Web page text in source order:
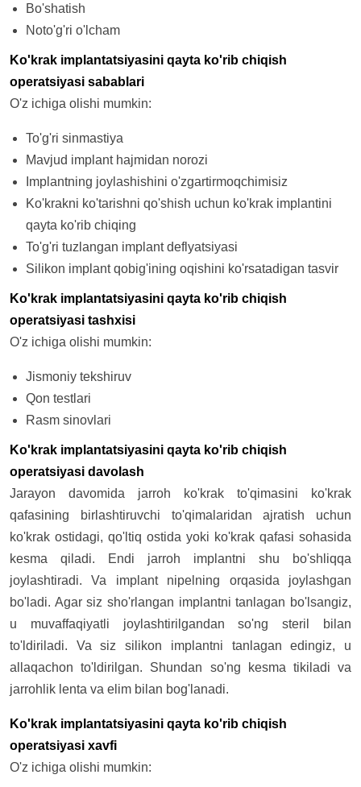
Bo'shatish
Noto'g'ri o'lcham
Ko'krak implantatsiyasini qayta ko'rib chiqish
operatsiyasi sabablari
O'z ichiga olishi mumkin:
To'g'ri sinmastiya
Mavjud implant hajmidan norozi
Implantning joylashishini o'zgartirmoqchimisiz
Ko'krakni ko'tarishni qo'shish uchun ko'krak implantini
qayta ko'rib chiqing
To'g'ri tuzlangan implant deflyatsiyasi
Silikon implant qobig'ining oqishini ko'rsatadigan tasvir
Ko'krak implantatsiyasini qayta ko'rib chiqish
operatsiyasi tashxisi
O'z ichiga olishi mumkin:
Jismoniy tekshiruv
Qon testlari
Rasm sinovlari
Ko'krak implantatsiyasini qayta ko'rib chiqish
operatsiyasi davolash
Jarayon davomida jarroh ko'krak to'qimasini ko'krak
qafasining birlashtiruvchi to'qimalaridan ajratish uchun
ko'krak ostidagi, qo'ltiq ostida yoki ko'krak qafasi sohasida
kesma qiladi. Endi jarroh implantni shu bo'shliqqa
joylashtiradi. Va implant nipelning orqasida joylashgan
bo'ladi. Agar siz sho'rlangan implantni tanlagan bo'lsangiz,
u muvaffaqiyatli joylashtirilgandan so'ng steril bilan
to'ldiriladi. Va siz silikon implantni tanlagan edingiz, u
allaqachon to'ldirilgan. Shundan so'ng kesma tikiladi va
jarrohlik lenta va elim bilan bog'lanadi.
Ko'krak implantatsiyasini qayta ko'rib chiqish
operatsiyasi xavfi
O'z ichiga olishi mumkin: